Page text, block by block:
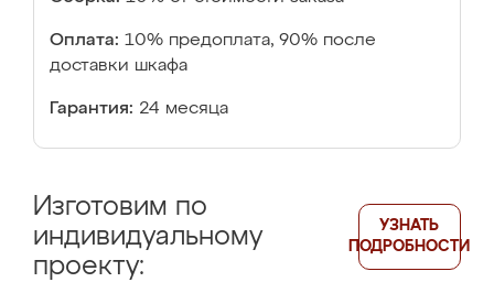
Оплата: 10% предоплата, 90% после
доставки шкафа
Гарантия: 24 месяца
Изготовим по
индивидуальному
проекту:
УЗНАТЬ
ПОДРОБНОСТИ